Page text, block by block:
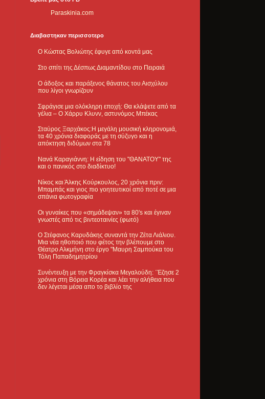
Paraskinia.com
Διαβαστηκαν περισσοτερο
Ο Κώστας Βολιώτης έφυγε από κοντά μας
Στο σπίτι της Δέσπως Διαμαντίδου στο Πειραιά
Ο άδοξος και παράξενος θάνατος του Αισχύλου
που λίγοι γνωρίζουν
Σφράγισε μια ολόκληρη εποχή: Θα κλάψετε από τα
γέλια – Ο Χάρρυ Κλυνν, αστυνόμος Μπέκας
Σταύρος Ξαρχάκος:Η μεγάλη μουσική κληρονομιά,
τα 40 χρόνια διαφοράς με τη σύζυγο και η
απόκτηση διδύμων στα 78
Νανά Καραγιάννη: Η είδηση του "ΘΑΝΑΤΟΥ" της
και ο πανικός στο διαδίκτυο!
Νίκος και Άλκης Κούρκουλος, 20 χρόνια πριν:
Μπαμπάς και γιος πιο γοητευτικοί από ποτέ σε μια
σπάνια φωτογραφία
Οι γυναίκες που «σημάδεψαν» τα 80's και έγιναν
γνωστές από τις βιντεοταινίες (φωτό)
Ο Στέφανος Καρυδάκης συναντά την Ζέτα Λιάλιου.
Μια νέα ηθοποιό που φέτος την βλέπουμε στο
Θέατρο Αλκμήνη στο έργο "Μαυρη Σαμπούκα του
Τόλη Παπαδημητρίου
Συνέντευξη με την Φραγκίσκα Μεγαλούδη: ΄Έζησε 2
χρόνια στη Βόρεια Κορέα και λέει την αλήθεια που
δεν λέγεται μέσα απο το βιβλίο της